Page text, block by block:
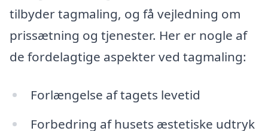
tilbyder tagmaling, og få vejledning om
prissætning og tjenester. Her er nogle af
de fordelagtige aspekter ved tagmaling:
Forlængelse af tagets levetid
Forbedring af husets æstetiske udtryk